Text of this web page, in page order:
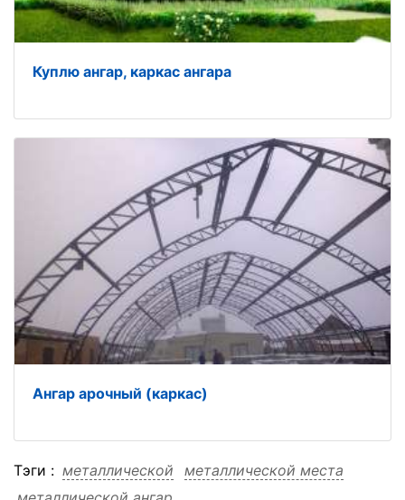
Куплю ангар, каркас ангара
Ангар арочный (каркас)
Тэги : металлической
металлической места